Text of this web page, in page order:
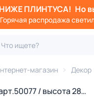
ПЛИНТУСА! Но
Горячая распродажа
магазин Декор
/ высота 28